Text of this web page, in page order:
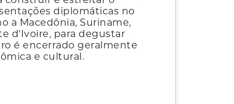
diplomáticas no
a Macedônia, Suriname,
d'Ivoire, para degustar
é encerrado geralmente
e cultural.